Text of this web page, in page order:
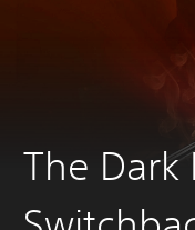
The Dark